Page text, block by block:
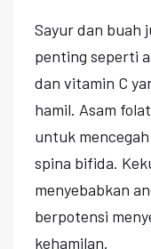
Sayur dan buah
penting seperti
dan vitamin C
hamil. Asam
untuk
spina bifida.
menyebabkan
berpotensi
kehamilan.